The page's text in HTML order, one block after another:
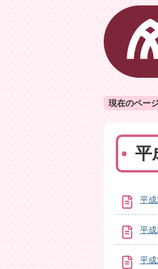
現在のペー
平
平
平
平